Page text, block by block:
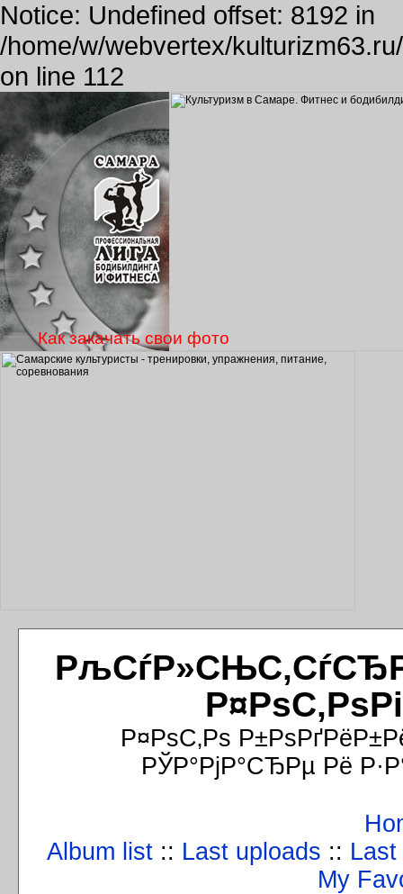
Notice: Undefined offset: 8192 in
/home/w/webvertex/
on line 112
Р¤РѕС‚Рѕ
РЎР°РјР°СЂРµ Рё
Album list :: Last uploads ::
My
Как закачать свои фото